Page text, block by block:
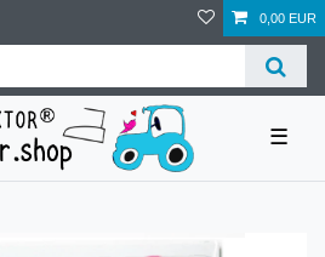
0,00 EUR
☰